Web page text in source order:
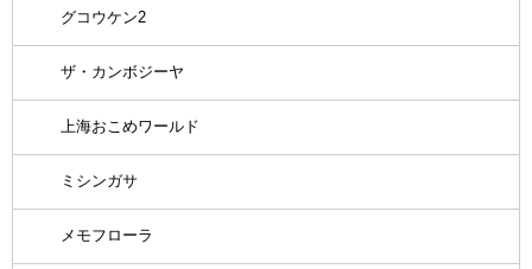
グコウケン2
ザ・カンボジーヤ
上海おこめワールド
ミシンガサ
メモフローラ